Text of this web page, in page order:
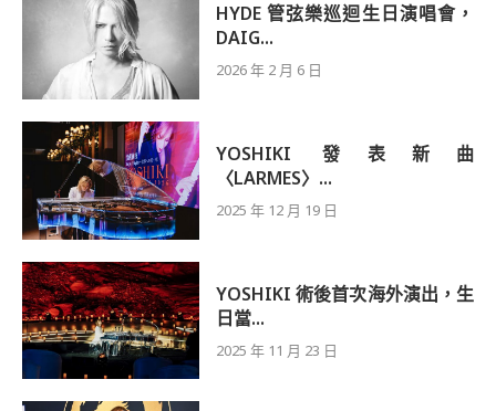
HYDE 管弦樂巡迴生日演唱會，
DAIG...
2026 年 2 月 6 日
YOSHIKI 發表新曲
〈LARMES〉...
2025 年 12 月 19 日
YOSHIKI 術後首次海外演出，生
日當...
2025 年 11 月 23 日